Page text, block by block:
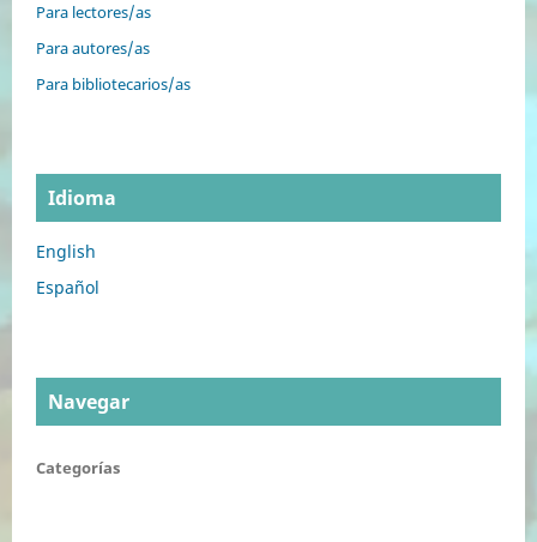
Para lectores/as
Para autores/as
Para bibliotecarios/as
Idioma
English
Español
Navegar
Categorías